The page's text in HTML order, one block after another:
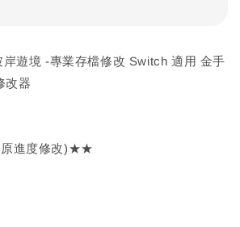
岸遊境 -專業存檔修改 Switch 適用 金手
改器
進度修改)★★